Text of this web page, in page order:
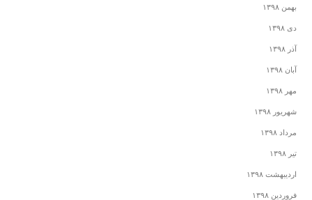
بهمن ۱۳۹۸
دی ۱۳۹۸
آذر ۱۳۹۸
آبان ۱۳۹۸
مهر ۱۳۹۸
شهریور ۱۳۹۸
مرداد ۱۳۹۸
تیر ۱۳۹۸
اردیبهشت ۱۳۹۸
فروردین ۱۳۹۸